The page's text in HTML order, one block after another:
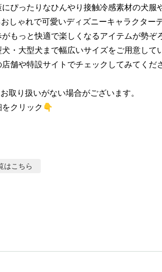
ぴったりなひんやり接触冷感素材の犬服や
しゃれで可愛いディズニーキャラクター
もっと快適で楽しくなるアイテムが勢ぞ
・大型犬まで幅広いサイズをご用意して
舗や特設サイトでチェックしてみてくだ
取り扱いがない場合がございます。
クリック👇
はこちら